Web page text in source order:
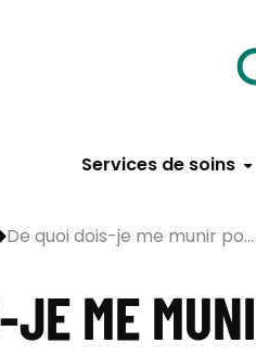
Services de soins
De quoi dois-je me munir po...
JE ME